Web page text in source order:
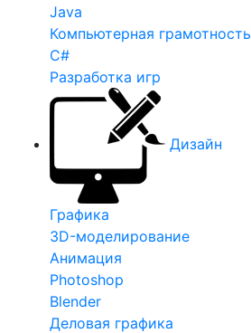
Java
Компьютерная грамотность
C#
Разработка игр
Дизайн
Графика
3D-моделирование
Анимация
Photoshop
Blender
Деловая графика